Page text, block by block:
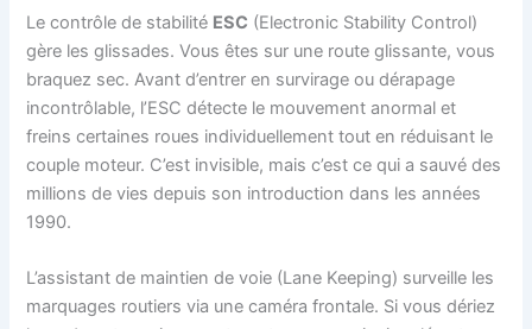
Le contrôle de stabilité ESC (Electronic Stability Control)
gère les glissades. Vous êtes sur une route glissante, vous
braquez sec. Avant d’entrer en survirage ou dérapage
incontrôlable, l’ESC détecte le mouvement anormal et
freins certaines roues individuellement tout en réduisant le
couple moteur. C’est invisible, mais c’est ce qui a sauvé des
millions de vies depuis son introduction dans les années
1990.
L’assistant de maintien de voie (Lane Keeping) surveille les
marquages routiers via une caméra frontale. Si vous dériez